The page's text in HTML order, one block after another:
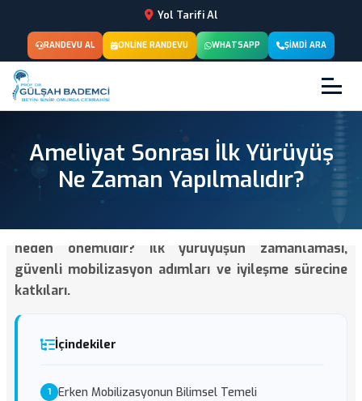
Yol Tarifi Al
RANDEVU AL ONLINE RANDEVU WHATSAPP ŞIMDI ARA
Ameliyat Sonrası İlk Yürüyüş
Ne Zaman Yapılmalıdır?
Nöroşirürjik ameliyat sonrası erken mobilizasyon
neden önemlidir? İlk yürüyüşün zamanlaması,
güvenli mobilizasyon adımları ve iyileşme sürecine
katkıları.
İçindekiler
Erken Mobilizasyonun Bilimsel Temeli